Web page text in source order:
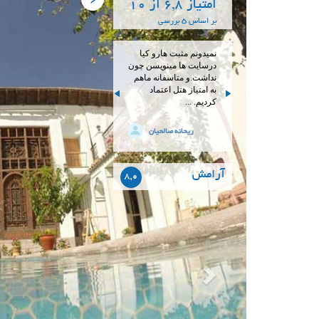
امتیاز 6,8 از 10
بر اساس 5 بررسی
نمیدونم مثبت هارو کیا
درسایت ها مینویسن چون
نداشت.و متاسفانه ماهم
به امتیاز هتل اعتماد
کردیم. ...
ریحانه صالحیان
آرامش 8,0